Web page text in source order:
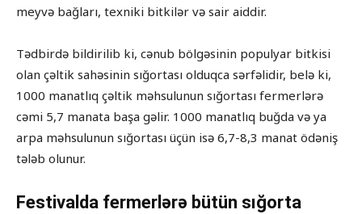
meyvə bağları, texniki bitkilər və sair aiddir.
Tədbirdə bildirilib ki, cənub bölgəsinin populyar bitkisi
olan çəltik sahəsinin sığortası olduqca sərfəlidir, belə ki,
1000 manatlıq çəltik məhsulunun sığortası fermerlərə
cəmi 5,7 manata başa gəlir. 1000 manatlıq buğda və ya
arpa məhsulunun sığortası üçün isə 6,7-8,3 manat ödəniş
tələb olunur.
Festivalda fermerlərə bütün sığorta